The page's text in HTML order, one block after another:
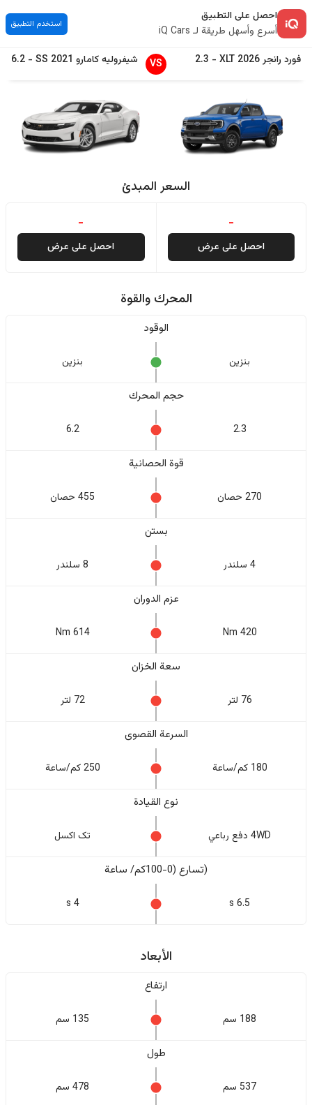
احصل على التطبيق
أسرع وأسهل طريقة لـ iQ Cars
استخدم التطبيق
فورد رانجر2026
XLT
-
2.3
VS شيفروليهكامارو 2021
SS
-
6.2
السعر المبدئ
-
احصل على عرض
-
احصل على عرض
المحرك والقوة
الوقود
بنزين بنزين
حجم المحرك
2.3
6.2
قوة الحصانية
270 حصان 455 حصان
بستن
4 سلندر 8 سلندر
عزم الدوران
420 Nm
614 Nm
سعة الخزان
76 لتر 72 لتر
السرعة القصوى
180 كم/ساعة 250 كم/ساعة
نوع القيادة
4WD دفع رباعي تک اکسل
(تسارع (0-100كم/ ساعة
6.5 s
4 s
الأبعاد
ارتفاع
188 سم 135 سم
طول
537 سم 478 سم